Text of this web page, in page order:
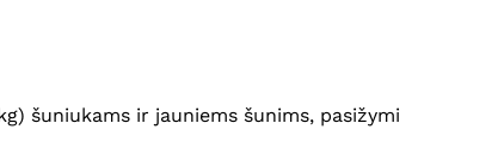
šuniukams ir jauniems šunims, pasižymi